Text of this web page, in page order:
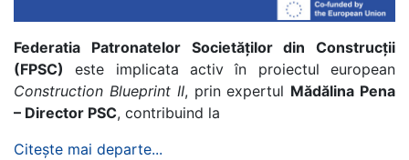
Federatia Patronatelor Societăților din Construcții
(FPSC) este implicata activ în proiectul european
Construction Blueprint II, prin expertul Mădălina Pena
– Director PSC, contribuind la
Citește mai departe...